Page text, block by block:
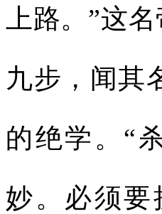
上路。”这
九步，闻其
的绝学。“
妙。必须